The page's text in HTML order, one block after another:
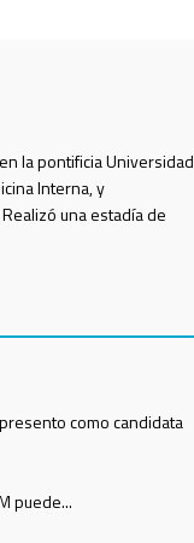
la pontificia Universidad
Interna, y
una estadía de
como candidata
puede...